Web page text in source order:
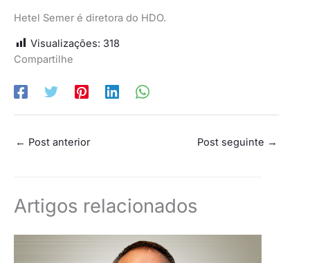
Hetel Semer é diretora do HDO.
Visualizações: 318
Compartilhe
← Post anterior Post seguinte →
Artigos relacionados